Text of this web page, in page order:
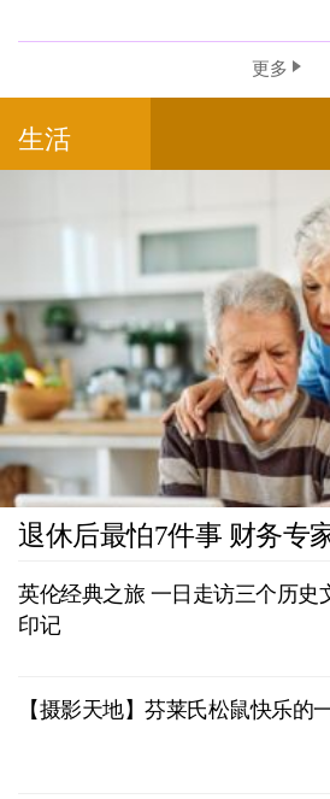
更多
生活
退休后最怕7件事 财务专
英伦经典之旅 一日走访三个历史
印记
【摄影天地】芬莱氏松鼠快乐的